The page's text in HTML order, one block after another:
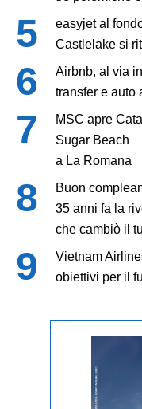
easyjet al
Castlelake si
Airbnb, al via
transfer e auto
MSC apre
Sugar Beach
a La Romana
Buon
35 anni fa la
che cambiò il
Vietnam
obiettivi per il